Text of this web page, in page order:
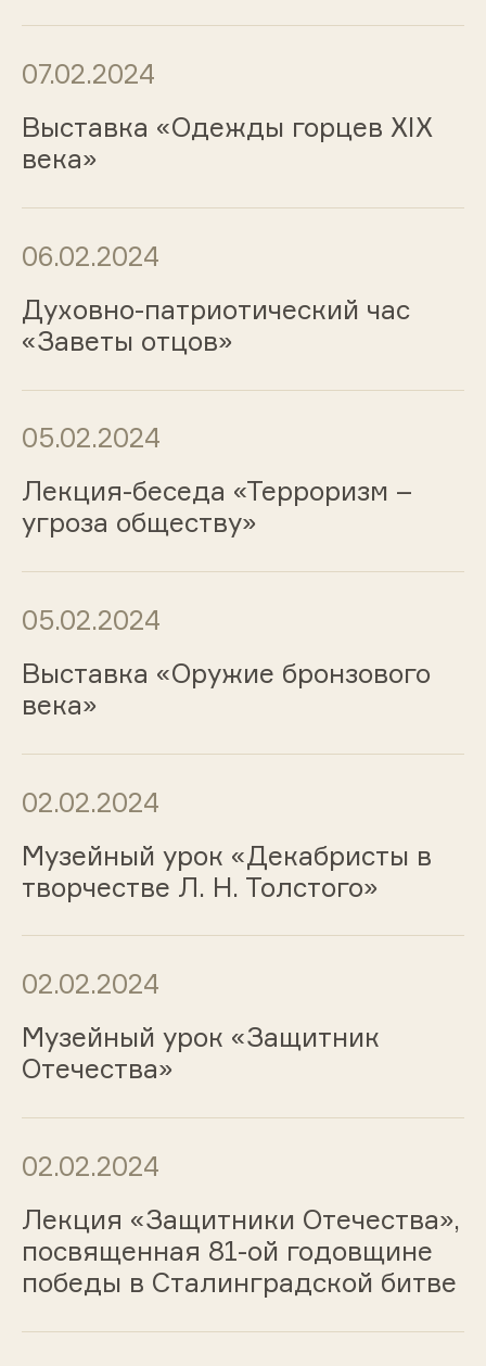
07.02.2024
Выставка «Одежды горцев ХIХ
века»
06.02.2024
Духовно-патриотический час
«Заветы отцов»
05.02.2024
Лекция-беседа «Терроризм –
угроза обществу»
05.02.2024
Выставка «Оружие бронзового
века»
02.02.2024
Музейный урок «Декабристы в
творчестве Л. Н. Толстого»
02.02.2024
Музейный урок «Защитник
Отечества»
02.02.2024
Лекция «Защитники Отечества»,
посвященная 81-ой годовщине
победы в Сталинградской битве